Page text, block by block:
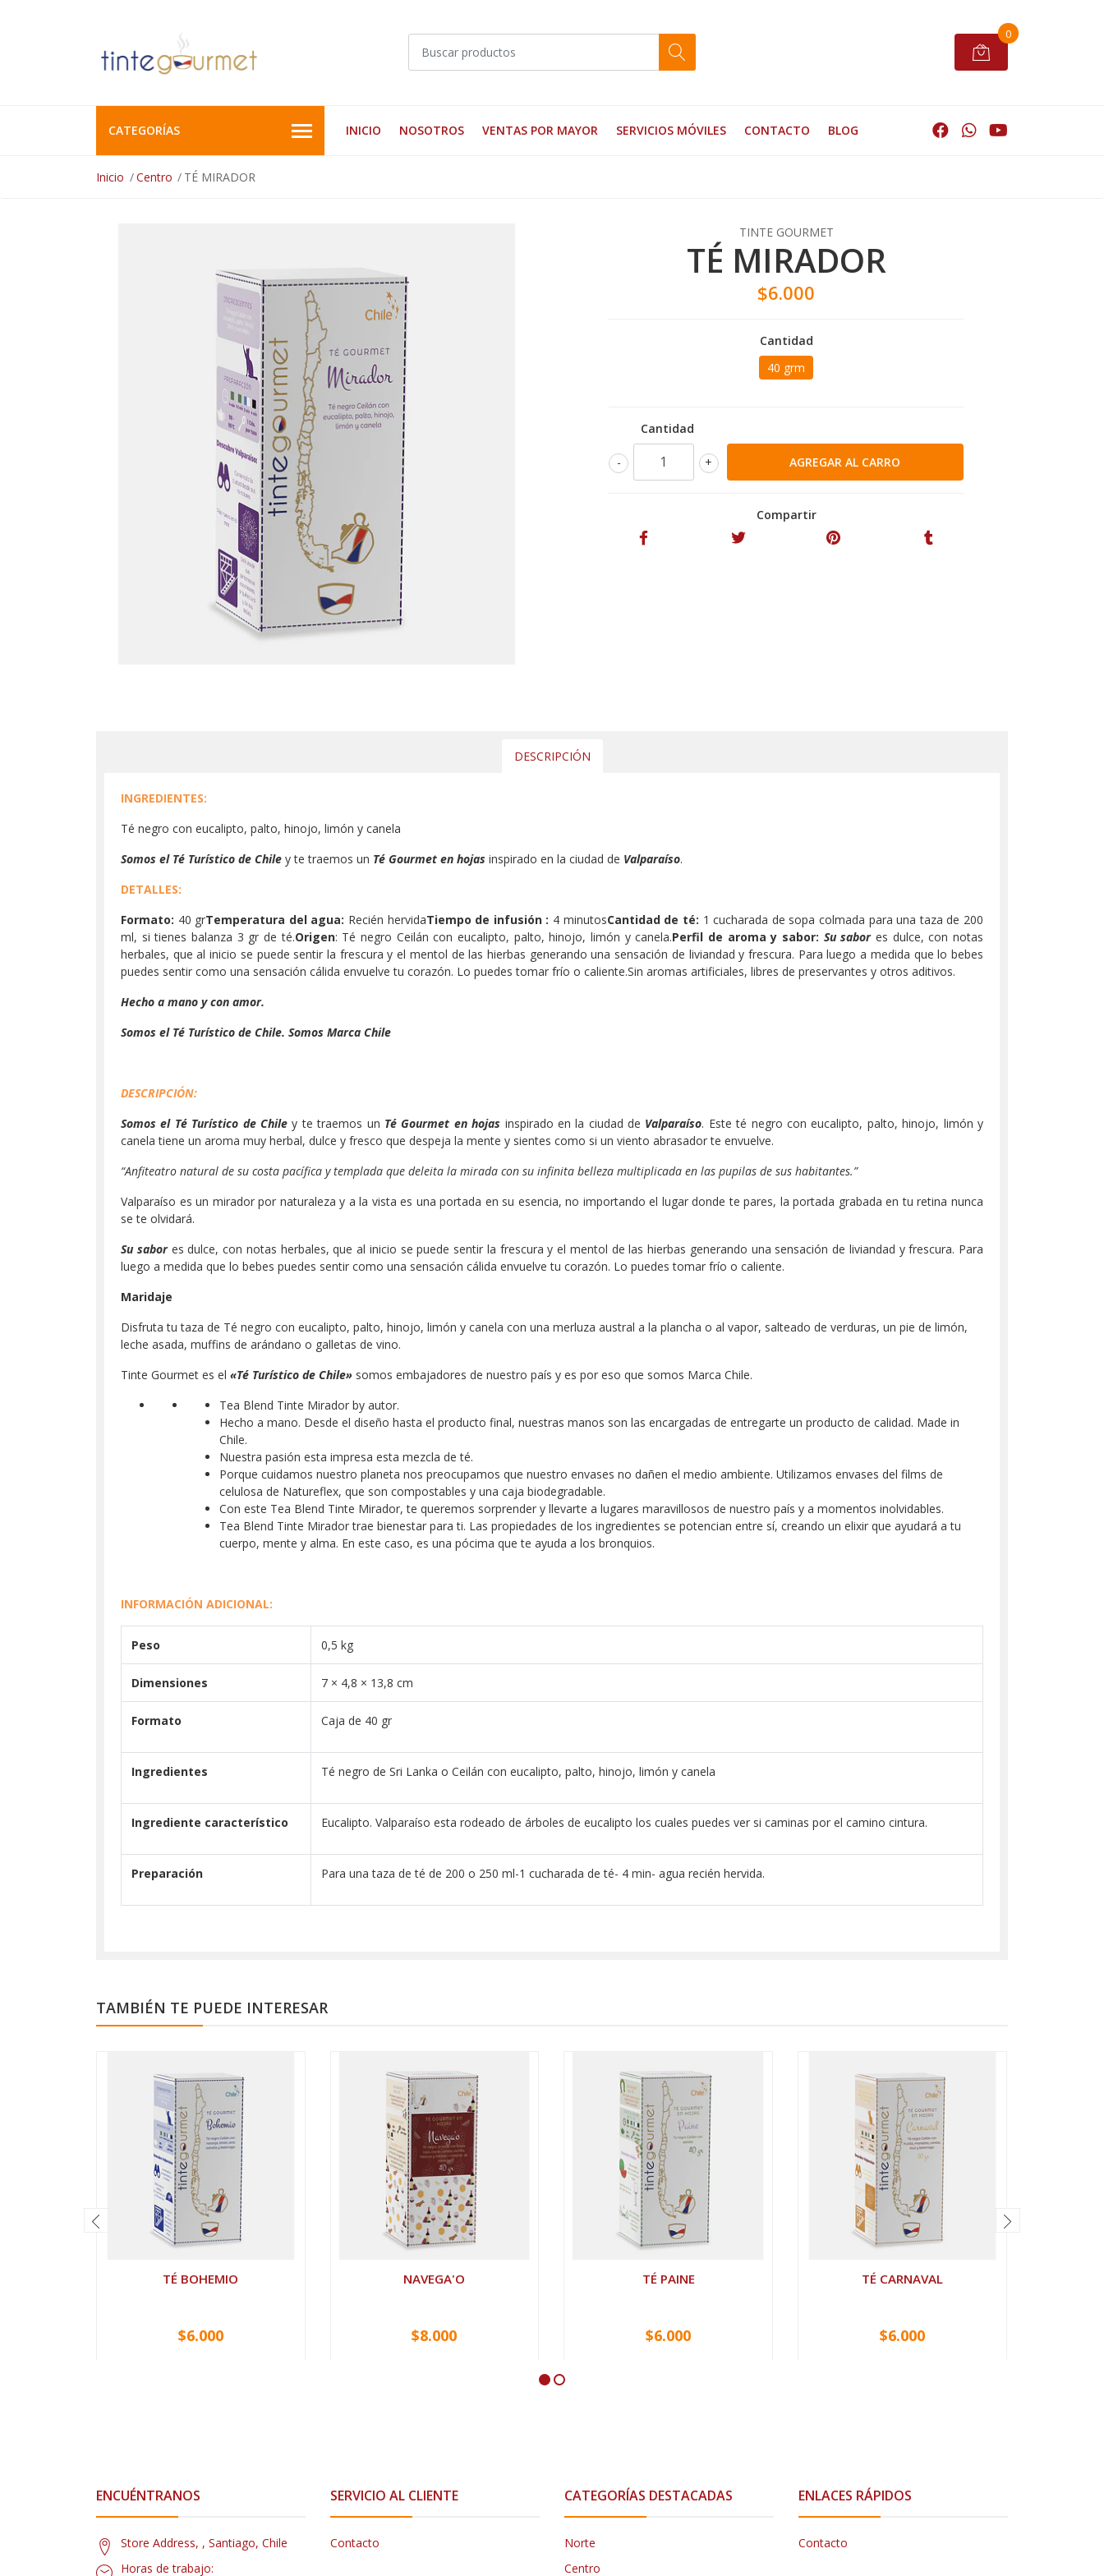
0
CATEGORÍAS INICIO NOSOTROS VENTAS POR MAYOR SERVICIOS MÓVILES CONTACTO BLOG
Inicio Centro TÉ MIRADOR
TINTE GOURMET
TÉ MIRADOR
$6.000
Cantidad
40 grm
Cantidad
+
-
Compartir
DESCRIPCIÓN
INGREDIENTES:
Té negro con eucalipto, palto, hinojo, limón y canela
Somos el Té Turístico de Chile y te traemos un Té Gourmet en hojas inspirado en la ciudad de Valparaíso.
DETALLES:
Formato: 40 grTemperatura del agua: Recién hervidaTiempo de infusión : 4 minutosCantidad de té: 1 cucharada de sopa colmada para una taza de 200
ml, si tienes balanza 3 gr de té.Origen: Té negro Ceilán con eucalipto, palto, hinojo, limón y canela.Perfil de aroma y sabor: Su sabores dulce, con notas
herbales, que al inicio se puede sentir la frescura y el mentol de las hierbas generando una sensación de liviandad y frescura. Para luego a medida que lo bebes
puedes sentir como una sensación cálida envuelve tu corazón. Lo puedes tomar frío o caliente.Sin aromas artificiales, libres de preservantes y otros aditivos.
Hecho a mano y con amor.
Somos el Té Turístico de Chile. Somos Marca Chile
DESCRIPCIÓN:
Somos el Té Turístico de Chiley te traemos un TéGourmet en hojas inspirado en la ciudad de Valparaíso. Este té negro con eucalipto, palto, hinojo, limón y
canela tiene un aroma muy herbal, dulce y fresco que despeja la mente y sientes como si un viento abrasador te envuelve.
“Anfiteatro natural de su costa pacífica y templada que deleita la mirada con su infinita belleza multiplicada en las pupilas de sus habitantes.”
Valparaíso es un mirador por naturaleza y a la vista es una portada en su esencia, no importando el lugar donde te pares, la portada grabada en tu retina nunca
se te olvidará.
Su sabores dulce, con notas herbales, que al inicio se puede sentir la frescura y el mentol de las hierbas generando una sensación de liviandad y frescura. Para
luego a medida que lo bebes puedes sentir como una sensación cálida envuelve tu corazón. Lo puedes tomar frío o caliente.
Maridaje
Disfruta tu taza de Té negro con eucalipto, palto, hinojo, limón y canela con una merluza austral a la plancha o al vapor, salteado de verduras, un pie de limón,
leche asada, muffins de arándano o galletas de vino.
Tinte Gourmet es el «Té Turístico de Chile» somos embajadores de nuestro país y es por eso que somos Marca Chile.
Tea Blend Tinte Mirador by autor.
Hecho a mano. Desde el diseño hasta el producto final, nuestras manos son las encargadas de entregarte un producto de calidad. Made in
Chile.
Nuestra pasión esta impresa esta mezcla de té.
Porque cuidamos nuestro planeta nos preocupamos que nuestro envases no dañen el medio ambiente. Utilizamos envases del films de
celulosa de Natureflex, que son compostables y una caja biodegradable.
Con este Tea Blend Tinte Mirador, te queremos sorprender y llevarte a lugares maravillosos de nuestro país y a momentos inolvidables.
Tea Blend Tinte Mirador trae bienestar para ti. Las propiedades de los ingredientes se potencian entre sí, creando un elixir que ayudará a tu
cuerpo, mente y alma. En este caso, es una pócima que te ayuda a los bronquios.
INFORMACIÓN ADICIONAL:
Peso 0,5 kg
Dimensiones 7 × 4,8 × 13,8 cm
Formato Caja de 40 gr
Ingredientes Té negro de Sri Lanka o Ceilán con eucalipto, palto, hinojo, limón y canela
Ingrediente característico Eucalipto. Valparaíso esta rodeado de árboles de eucalipto los cuales puedes ver si caminas por el camino cintura.
Preparación Para una taza de té de 200 o 250 ml-1 cucharada de té- 4 min- agua recién hervida.
TAMBIÉN TE PUEDE INTERESAR
TÉ BOHEMIO
VER OPCIONES
$6.000
NAVEGA'O
$8.000
TÉ PAINE
$6.000
TÉ CARNAVAL
VER OPCIONES
$6.000
ENCUÉNTRANOS
Store Address, , Santiago, Chile
Horas de trabajo:
SERVICIO AL CLIENTE
Contacto
CATEGORÍAS DESTACADAS
Norte
Centro
ENLACES RÁPIDOS
Contacto